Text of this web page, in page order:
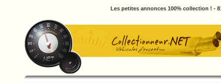
Les petites annonces 100% collection ! -